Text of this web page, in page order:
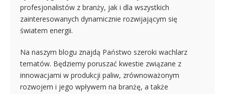
profesjonalistów z branży, jak i dla wszystkich
zainteresowanych dynamicznie rozwijającym się
światem energii.
Na naszym blogu znajdą Państwo szeroki wachlarz
tematów. Będziemy poruszać kwestie związane z
innowacjami w produkcji paliw, zrównoważonym
rozwojem i jego wpływem na branżę, a także